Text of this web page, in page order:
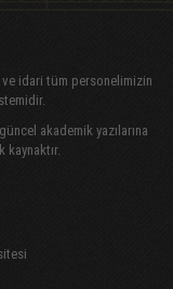
idari tüm personelimizin
akademik yazılarına